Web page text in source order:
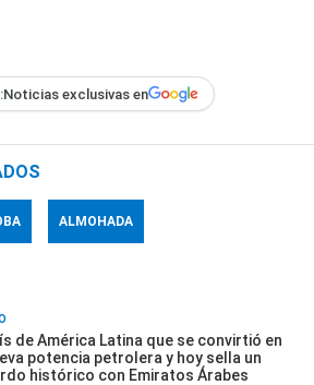
Noticias exclusivas en
ALMOHADA
de América Latina que se convirtió en
potencia petrolera y hoy sella un
histórico con Emiratos Árabes